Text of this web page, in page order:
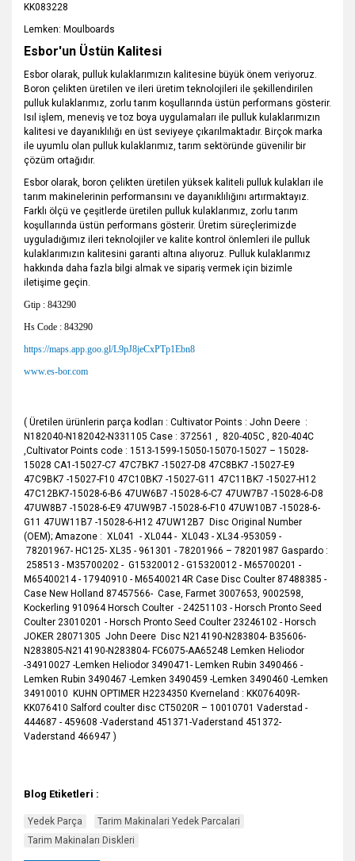
KK083228
Lemken: Moulboards
Esbor'un Üstün Kalitesi
Esbor olarak, pulluk kulaklarımızın kalitesine büyük önem veriyoruz.
Boron çelikten üretilen ve ileri üretim teknolojileri ile şekillendirilen
pulluk kulaklarımız, zorlu tarım koşullarında üstün performans gösterir.
Isıl işlem, meneviş ve toz boya uygulamaları ile pulluk kulaklarımızın
kalitesi ve dayanıklılığı en üst seviyeye çıkarılmaktadır. Birçok marka
ile uyumlu olan pulluk kulaklarımız, tarım sektöründe güvenilir bir
çözüm ortağıdır.
Esbor olarak, boron çelikten üretilen yüksek kaliteli pulluk kulakları ile
tarım makinelerinin performansını ve dayanıklılığını artırmaktayız.
Farklı ölçü ve çeşitlerde üretilen pulluk kulaklarımız, zorlu tarım
koşullarında üstün performans gösterir. Üretim süreçlerimizde
uyguladığımız ileri teknolojiler ve kalite kontrol önlemleri ile pulluk
kulaklarımızın kalitesini garanti altına alıyoruz. Pulluk kulaklarımız
hakkında daha fazla bilgi almak ve sipariş vermek için bizimle
iletişime geçin.
Gtip : 843290
Hs Code : 843290
https://maps.app.goo.gl/L9pJ8jeCxPTp1Ebn8
www.es-bor.com
( Üretilen ürünlerin parça kodları : Cultivator Points : John Deere :
N182040-N182042-N331105 Case : 372561 , 820-405C , 820-404C
,Cultivator Points code : 1513-1599-15050-15070-15027 – 15028-
15028 CA1-15027-C7 47C7BK7 -15027-D8 47C8BK7 -15027-E9
47C9BK7 -15027-F10 47C10BK7 -15027-G11 47C11BK7 -15027-H12
47C12BK7-15028-6-B6 47UW6B7 -15028-6-C7 47UW7B7 -15028-6-D8
47UW8B7 -15028-6-E9 47UW9B7 -15028-6-F10 47UW10B7 -15028-6-
G11 47UW11B7 -15028-6-H12 47UW12B7 Disc Original Number
(OEM); Amazone : XL041 - XL044 - XL043 - XL34 -953059 -
78201967- HC125- XL35 - 961301 - 78201966 – 78201987 Gaspardo :
258513 - M35700202 - G15320012 - G15320012 - M65700201 -
M65400214 - 17940910 - M65400214R Case Disc Coulter 87488385 -
Case New Holland 87457566- Case, Farmet 3007653, 9002598,
Kockerlіng 910964 Horsch Coulter - 24251103 - Horsch Pronto Seed
Coulter 23010201 - Horsch Pronto Seed Coulter 23246102 - Horsch
JOKER 28071305 John Deere Disc N214190-N283804- B35606-
N283805-N214190-N283804- FC6075-AA65248 Lemken Heliodor
-34910027 -Lemken Heliodor 3490471- Lemken Rubin 3490466 -
Lemken Rubin 3490467 -Lemken 3490459 -Lemken 3490460 -Lemken
34910010 KUHN OPTIMER H2234350 Kverneland : KK076409R-
KK076410 Salford coulter disc CT5020R – 10010701 Vaderstad -
444687 - 459608 -Vaderstand 451371-Vaderstand 451372-
Vaderstand 466947 )
Blog Etiketleri :
Yedek Parça
Tarim Makinalari Yedek Parcalari
Tarim Makinaları Diskleri